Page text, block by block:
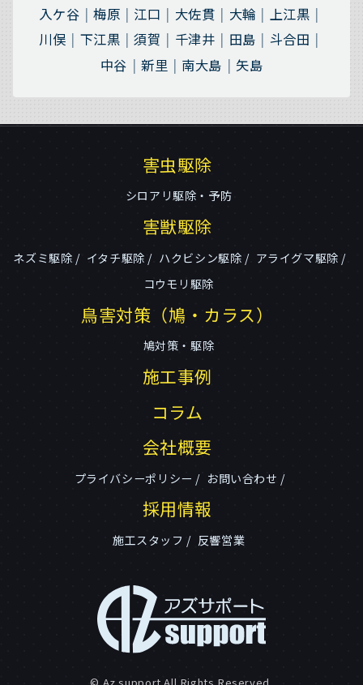
入ケ谷 梅原 江口 大佐貫 大輪
上江黒
川俣
下江黒 須賀 千津井 田島
斗合田
中谷
新里 南大島 矢島
害虫駆除
シロアリ駆除・予防
害獣駆除
ネズミ駆除 イタチ駆除 ハクビシン駆除
アライグマ駆除
コウモリ駆除
鳥害対策（鳩・カラス）
鳩対策・駆除
施工事例
コラム
会社概要
プライバシーポリシー お問い合わせ
採用情報
施工スタッフ 反響営業